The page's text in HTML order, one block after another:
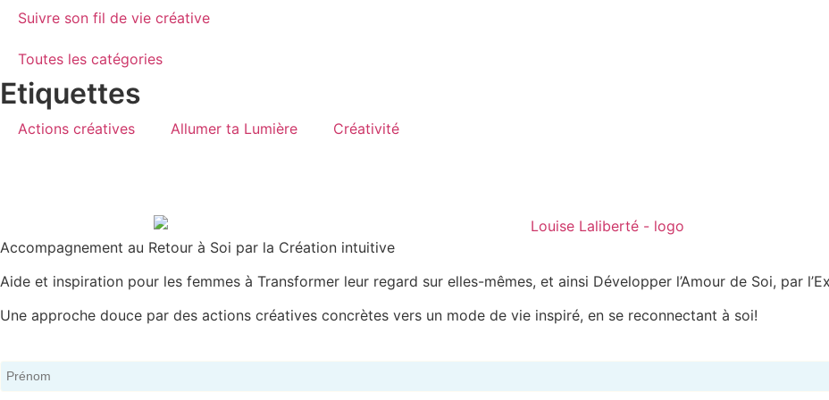
Suivre son fil de vie créative
Toutes les catégories
Etiquettes
Actions créatives Allumer ta Lumière Créativité
Accompagnement au Retour à Soi par la Création intuitive
Aide et inspiration pour les femmes à Transformer leur regard sur elles-mêmes, et ainsi Développer l’Amour de Soi, par
Une approche douce par des actions créatives concrètes vers un mode de vie inspiré, en se reconnectant à soi!